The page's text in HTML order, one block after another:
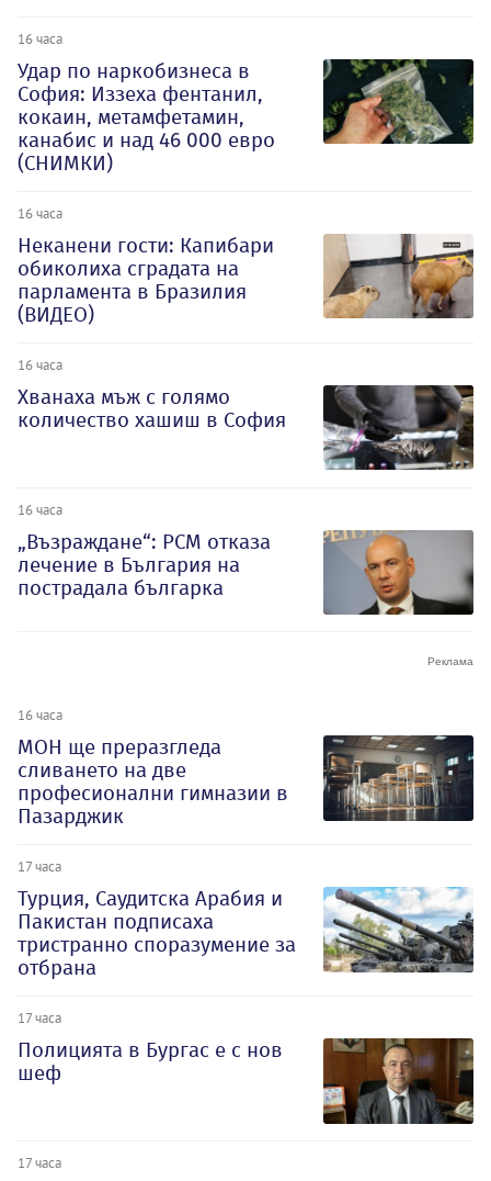
16 часа
Удар по наркобизнеса в
София: Иззеха фентанил,
кокаин, метамфетамин,
канабис и над 46 000 евро
(СНИМКИ)
16 часа
Неканени гости: Капибари
обиколиха сградата на
парламента в Бразилия
(ВИДЕО)
16 часа
Хванаха мъж с голямо
количество хашиш в София
16 часа
„Възраждане“: РСМ отказа
лечение в България на
пострадала българка
16 часа
МОН ще преразгледа
сливането на две
професионални гимназии в
Пазарджик
17 часа
Турция, Саудитска Арабия и
Пакистан подписаха
тристранно споразумение за
отбрана
17 часа
Полицията в Бургас е с нов
шеф
17 часа